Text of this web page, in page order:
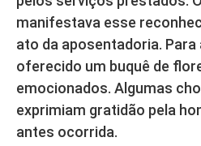
manifestava esse
ato da aposentadoria.
oferecido um buquê de
emocionados. Algumas
exprimiam gratidão pela
antes ocorrida.